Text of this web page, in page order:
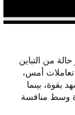
من التباين
تعاملات أمس،
بقوة، بينما
وسط منافسة